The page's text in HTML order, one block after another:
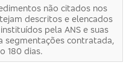
não citados nos
descritos e elencados
pela ANS e suas
segmentações contratada,
180 dias.